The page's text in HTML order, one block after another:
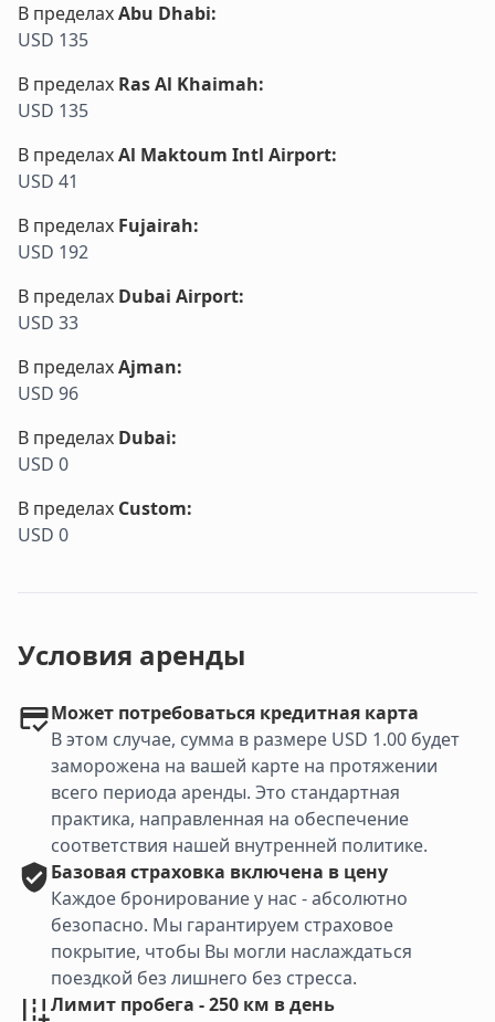
В пределахAbu Dhabi:
USD 135
В пределах Ras Al Khaimah:
USD 135
В пределахAl Maktoum Intl Airport:
USD 41
В пределах Fujairah:
USD 192
В пределах Dubai Airport:
USD 33
В пределахAjman:
USD 96
В пределах Dubai:
USD 0
В пределах Custom:
USD 0
Условия аренды
Может потребоваться кредитная карта
В этом случае, сумма в размере USD 1.00 будет
заморожена на вашей карте на протяжении
всего периода аренды. Это стандартная
практика, направленная на обеспечение
соответствия нашей внутренней политике.
Базоваястраховка включена в цену
Каждое бронирование у нас - абсолютно
безопасно. Мы гарантируем страховое
покрытие, чтобы Вы могли наслаждаться
поездкой без лишнего без стресса.
Лимит пробега - 250 км в день